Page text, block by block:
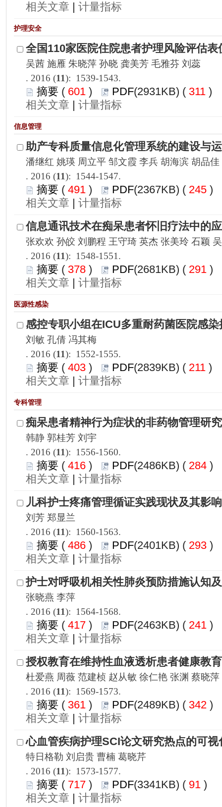
|
): 1539-1543.
601 ) 311 )
|
): 1544-1547.
491 ) 245 )
|
): 1548-1551.
378 ) 291 )
|
): 1552-1555.
403 ) 211 )
|
): 1556-1560.
416 ) 284 )
|
): 1560-1563.
486 ) 293 )
|
): 1564-1568.
417 ) 241 )
|
): 1569-1573.
361 ) 342 )
|
): 1573-1577.
717 ) 91 )
|